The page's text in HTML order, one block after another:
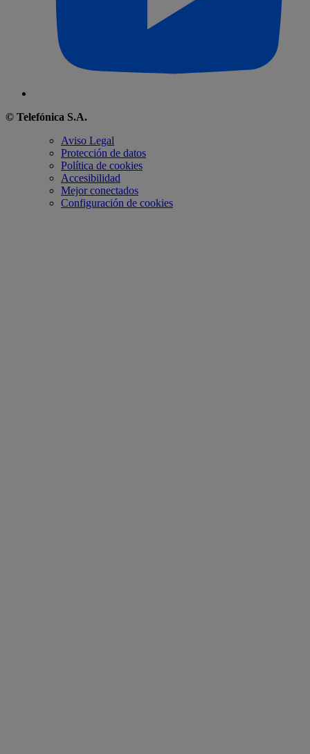
© Telefónica S.A.
Aviso Legal
Protección de datos
Política de cookies
Accesibilidad
Mejor conectados
Configuración de cookies